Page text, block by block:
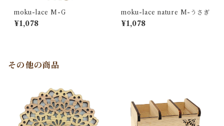
moku-lace M-G
¥1,078
moku-lace nature M-うさぎ
¥1,078
その他の商品